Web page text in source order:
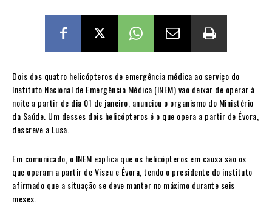
Dois dos quatro helicópteros de emergência médica ao serviço do
Instituto Nacional de Emergência Médica (INEM) vão deixar de operar à
noite a partir de dia 01 de janeiro, anunciou o organismo do Ministério
da Saúde. Um desses dois helicópteros é o que opera a partir de Évora,
descreve a Lusa.
Em comunicado, o INEM explica que os helicópteros em causa são os
que operam a partir de Viseu e Évora, tendo o presidente do instituto
afirmado que a situação se deve manter no máximo durante seis
meses.